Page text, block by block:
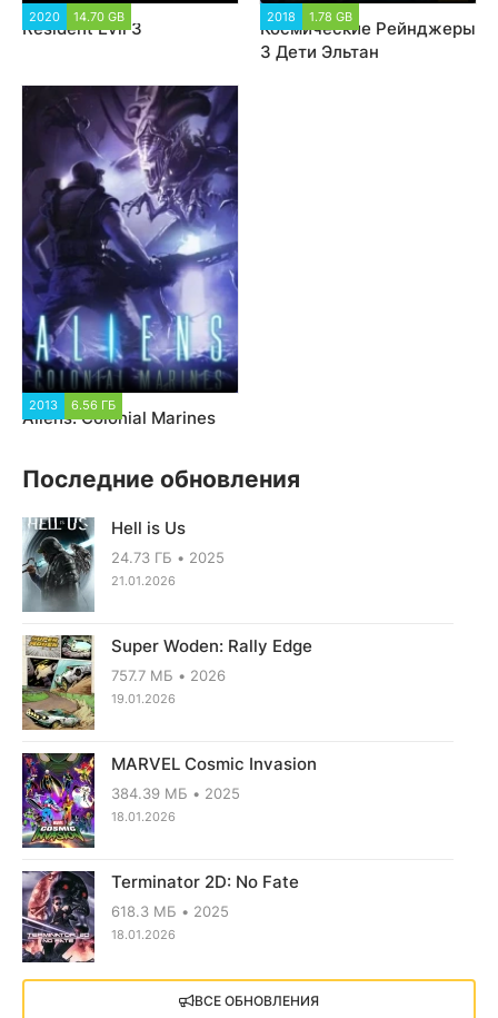
2020 14.70 GB
Resident Evil 3
2018 1.78 GB
Космические Рейнджеры
3 Дети Эльтан
2013 6.56 ГБ
Aliens: Colonial Marines
Последние обновления
Hell is Us
24.73 ГБ 2025
21.01.2026
Super Woden: Rally Edge
757.7 МБ 2026
19.01.2026
MARVEL Cosmic Invasion
384.39 МБ 2025
18.01.2026
Terminator 2D: No Fate
618.3 МБ 2025
18.01.2026
X4: Foundations (2018)
ВСЕ ОБНОВЛЕНИЯ